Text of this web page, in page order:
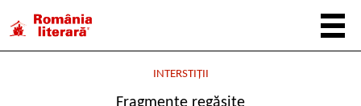
INTERSTIȚII
Fragmente regăsite